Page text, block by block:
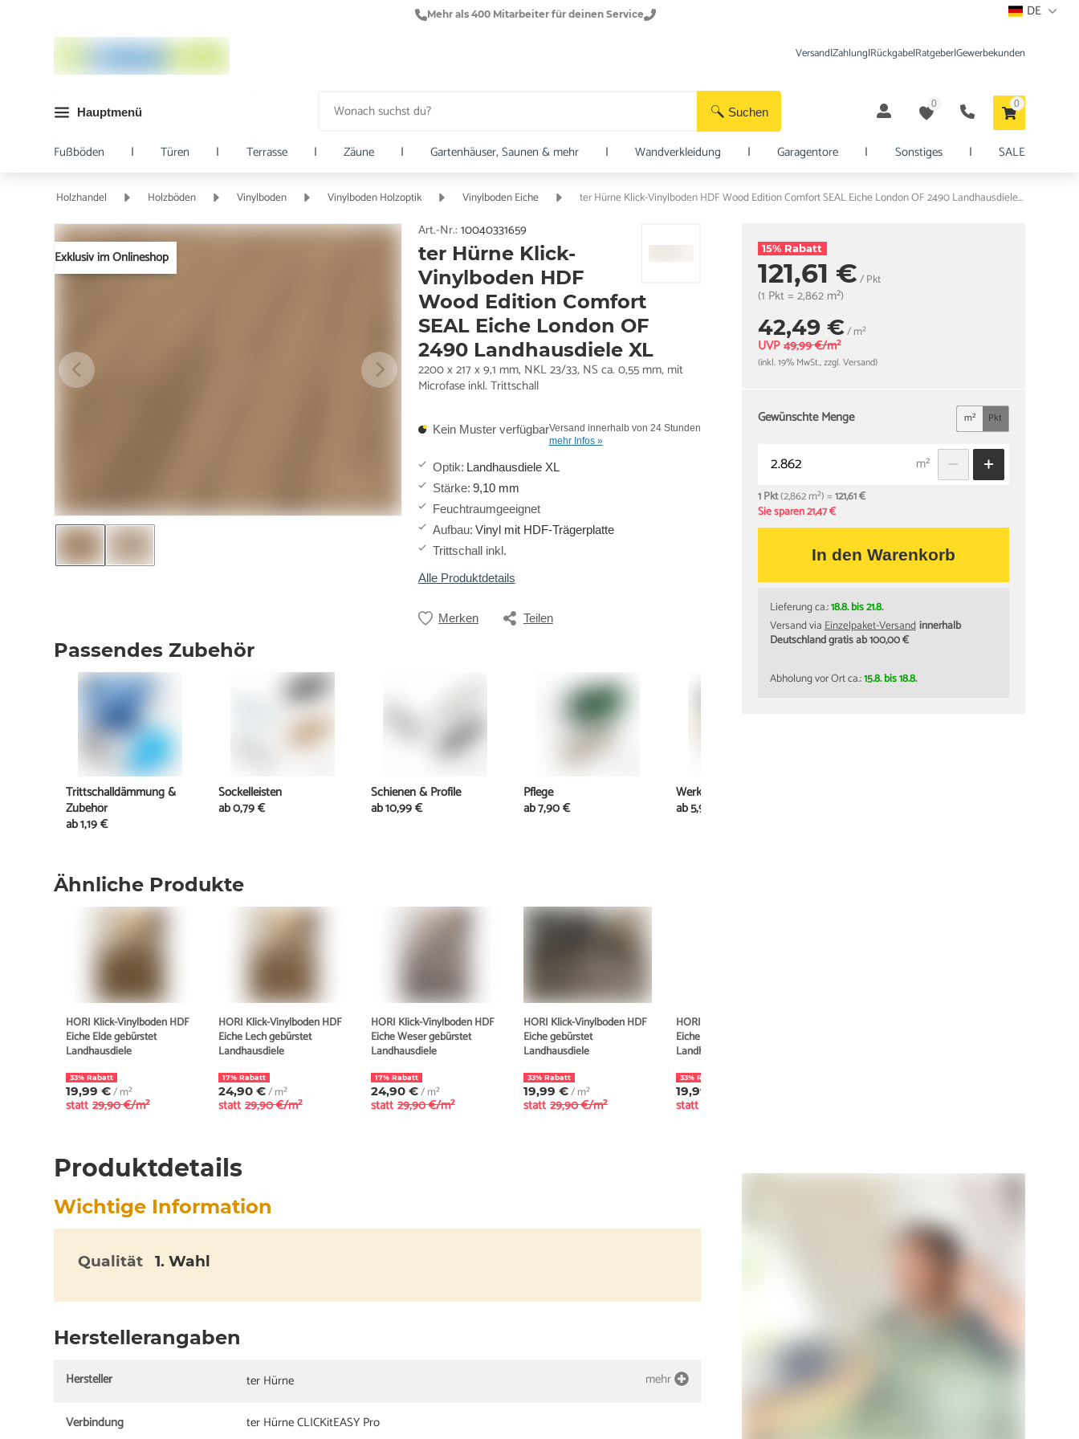
Mehr als 400 Mitarbeiter für deinen Service DE
Suchen
Versand|Zahlung|Rückgabe|Ratgeber|Gewerbekunden
Hauptmenü
0 0
Fußböden | Türen | Terrasse | Zäune | Gartenhäuser, Saunen & mehr | Wandverkleidung | Garagentore | Sonstiges | SALE
Holzhandel Holzböden Vinylboden Vinylboden Holzoptik Vinylboden Eiche ter Hürne Klick-Vinylboden HDF Wood Edition Comfort SEAL Eiche London OF 2490 Landhausdiele XL
Exklusiv im Onlineshop
Art.-Nr.: 10040331659
ter Hürne Klick-
Vinylboden HDF
Wood Edition Comfort
SEAL Eiche London OF
2490 Landhausdiele XL
2200 x 217 x 9,1 mm, NKL 23/33, NS ca. 0,55 mm, mit
Microfase inkl. Trittschall
Kein Muster verfügbarVersand innerhalb von 24 Stunden
mehr Infos »
Optik: Landhausdiele XL
Stärke: 9,10 mm
Feuchtraumgeeignet
Aufbau: Vinyl mit HDF-Trägerplatte
Trittschall inkl.
Alle Produktdetails
Merken Teilen
15% Rabatt
121,61 €/ Pkt
(1 Pkt = 2,862 m²)
42,49 €/ m²
UVP 49,99 €/m²
(inkl. 19% MwSt., zzgl. Versand)
Gewünschte Menge m² Pkt
m²
1 Pkt(2,862 m²) =121,61 €
Sie sparen 21,47 €
In den Warenkorb
Lieferung ca.:18.8. bis 21.8.
Versand viaEinzelpaket-Versandinnerhalb
Deutschland gratis ab 100,00 €
Abholung vor Ort ca.:15.8. bis 18.8.
Ähnliche Produkte
HORI Klick-Vinylboden HDF
Eiche Elde gebürstet
Landhausdiele
33% Rabatt
19,99 €/ m²
statt 29,90 €/m²
HORI Klick-Vinylboden HDF
Eiche Lech gebürstet
Landhausdiele
17% Rabatt
24,90 €/ m²
statt 29,90 €/m²
HORI Klick-Vinylboden HDF
Eiche Weser gebürstet
Landhausdiele
17% Rabatt
24,90 €/ m²
statt 29,90 €/m²
HORI Klick-Vinylboden HDF
Eiche gebürstet
Landhausdiele
33% Rabatt
19,99 €/ m²
statt 29,90 €/m²
HORI Klick-Vinylboden HDF
Eiche gebürstet
Landhausdiele
33% Rabatt
19,99 €
statt
Produktdetails
Wichtige Information
Qualität 1. Wahl
Herstellerangaben
Hersteller ter Hürne mehr
Verbindung
ter Hürne CLICKitEASY Pro
Passendes Zubehör
Trittschalldämmung &
Zubehör
ab1,19 €
Sockelleisten
ab0,79 €
Schienen & Profile
ab10,99 €
Pflege
ab7,90 €
Werkzeuge
ab5,95 €